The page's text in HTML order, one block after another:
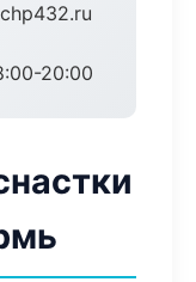
20:00